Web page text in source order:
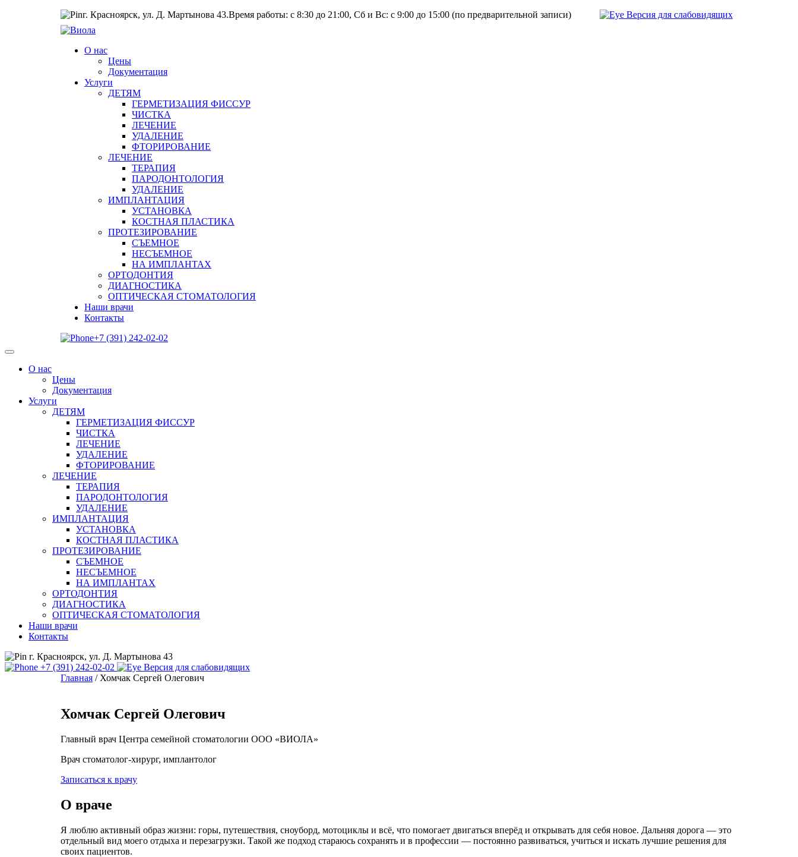
г. Красноярск, ул. Д. Мартынова 43.Время работы: с 8:30 до 21:00, Сб и Вс: с 9:00 до 15:00 (по предварительной записи) Версия для слабовидящих
О нас
Цены
Документация
Услуги
ДЕТЯМ
ГЕРМЕТИЗАЦИЯ ФИССУР
ЧИСТКА
ЛЕЧЕНИЕ
УДАЛЕНИЕ
ФТОРИРОВАНИЕ
ЛЕЧЕНИЕ
ТЕРАПИЯ
ПАРОДОНТОЛОГИЯ
УДАЛЕНИЕ
ИМПЛАНТАЦИЯ
УСТАНОВКА
КОСТНАЯ ПЛАСТИКА
ПРОТЕЗИРОВАНИЕ
СЪЕМНОЕ
НЕСЪЕМНОЕ
НА ИМПЛАНТАХ
ОРТОДОНТИЯ
ДИАГНОСТИКА
ОПТИЧЕСКАЯ СТОМАТОЛОГИЯ
Наши врачи
Контакты
+7 (391) 242-02-02
О нас
Цены
Документация
Услуги
ДЕТЯМ
ГЕРМЕТИЗАЦИЯ ФИССУР
ЧИСТКА
ЛЕЧЕНИЕ
УДАЛЕНИЕ
ФТОРИРОВАНИЕ
ЛЕЧЕНИЕ
ТЕРАПИЯ
ПАРОДОНТОЛОГИЯ
УДАЛЕНИЕ
ИМПЛАНТАЦИЯ
УСТАНОВКА
КОСТНАЯ ПЛАСТИКА
ПРОТЕЗИРОВАНИЕ
СЪЕМНОЕ
НЕСЪЕМНОЕ
НА ИМПЛАНТАХ
ОРТОДОНТИЯ
ДИАГНОСТИКА
ОПТИЧЕСКАЯ СТОМАТОЛОГИЯ
Наши врачи
Контакты
г. Красноярск, ул. Д. Мартынова 43
+7 (391) 242-02-02
Версия для слабовидящих
Главная / Хомчак Сергей Олегович
Хомчак Сергей Олегович
Главный врач Центра семейной стоматологии ООО «ВИОЛА»
Врач стоматолог-хирург, имплантолог
Записаться к врачу
О враче
Я люблю активный образ жизни: горы, путешествия, сноуборд, мотоциклы и всё, что помогает двигаться вперёд и открывать для себя новое. Дальняя дорога — это
отдельный вид моего отдыха и перезагрузки. Такой же подход стараюсь сохранять и в профессии — постоянно развиваться, учиться и искать лучшие решения для
своих пациентов.